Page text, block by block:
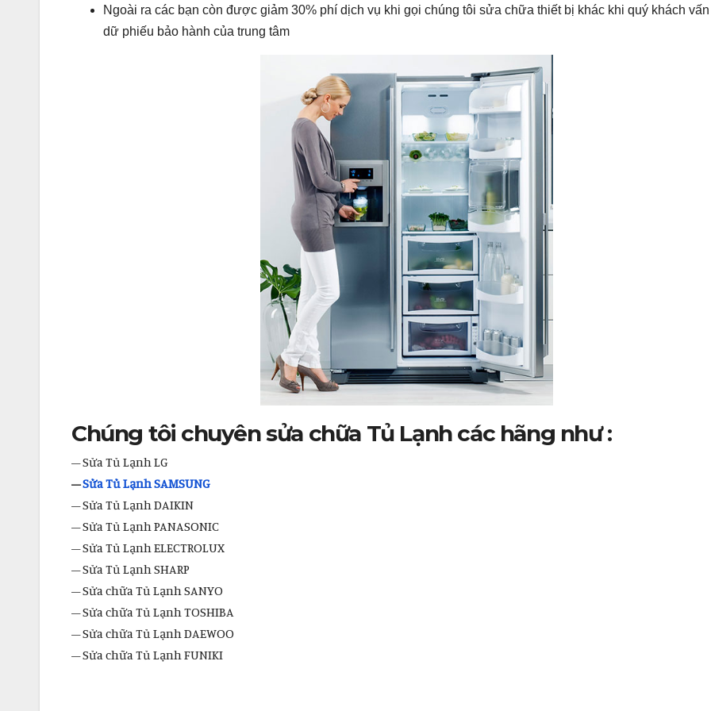
Ngoài ra các bạn còn được giảm 30% phí dịch vụ khi gọi chúng tôi sửa chữa thiết bị khác khi quý khách
dữ phiếu bảo hành của trung tâm
Chúng tôi chuyên sửa chữa Tủ Lạnh các hãng như :
– Sửa Tủ Lạnh LG
–Sửa Tủ Lạnh SAMSUNG
– Sửa Tủ Lạnh DAIKIN
– Sửa Tủ Lạnh PANASONIC
– Sửa Tủ Lạnh ELECTROLUX
– Sửa Tủ Lạnh SHARP
– Sửa chữa Tủ Lạnh SANYO
– Sửa chữa Tủ Lạnh TOSHIBA
– Sửa chữa Tủ Lạnh DAEWOO
– Sửa chữa Tủ Lạnh FUNIKI